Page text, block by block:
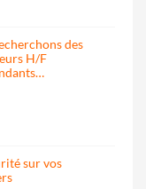
des
H/F
sur vos